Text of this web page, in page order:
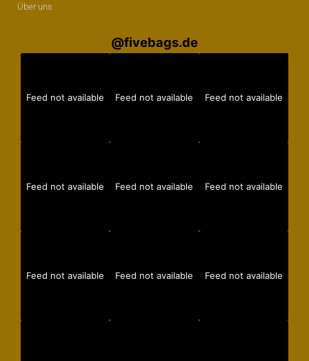
Über uns
@fivebags.de
Feed not available Feed not available Feed not available
Feed not available Feed not available Feed not available
Feed not available Feed not available Feed not available